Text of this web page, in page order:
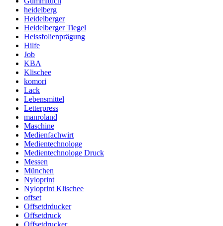
heidelberg
Heidelberger
Heidelberger Tiegel
Heissfolienprägung
Hilfe
Job
KBA
Klischee
komori
Lack
Lebensmittel
Letterpress
manroland
Maschine
Medienfachwirt
Medientechnologe
Medientechnologe Druck
Messen
München
Nyloprint
Nyloprint Klischee
offset
Offsetdrducker
Offsetdruck
Offsetdrucker